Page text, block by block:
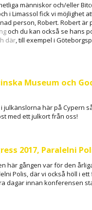
människor och/eller
i Limassol fick vi möjlighet
person, Robert. Robert är
och du kan också se hans
där, till exempel i
Museum och
julkänslorna här på Cypern
med ett julkort från oss!
2017, Paralelni
här gången var för den
Polis, där vi också höll i
dagar innan konferensen